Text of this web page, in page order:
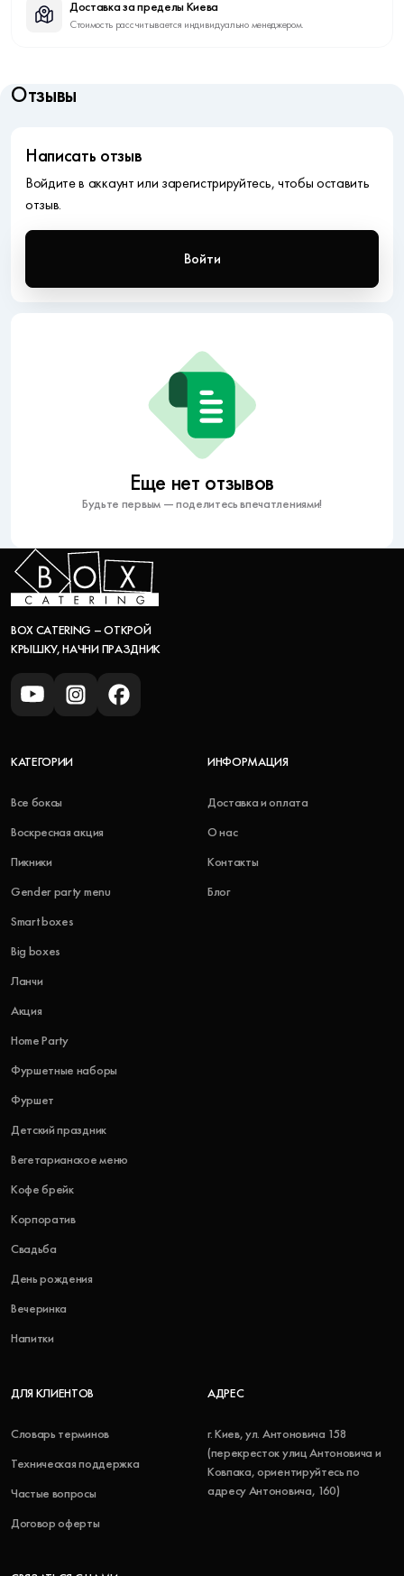
Доставка за пределы Киева
Стоимость рассчитывается индивидуально менеджером.
Отзывы
Еще нет отзывов
Будьте первым — поделитесь впечатлениями!
Написать отзыв
Войдите в аккаунт или зарегистрируйтесь, чтобы оставить
отзыв.
Войти
BOX CATERING – ОТКРОЙ
КРЫШКУ, НАЧНИ ПРАЗДНИК
КАТЕГОРИИ
Все боксы
Воскресная акция
Пикники
Gender party menu
Smart boxes
Big boxes
Ланчи
Акция
Home Party
Фуршетные наборы
Фуршет
Детский праздник
Вегетарианское меню
Кофе брейк
Корпоратив
Свадьба
День рождения
Вечеринка
Напитки
ИНФОРМАЦИЯ
Доставка и оплата
О нас
Контакты
Блог
ДЛЯ КЛИЕНТОВ
Словарь терминов
Техническая поддержка
Частые вопросы
Договор оферты
АДРЕС
г. Киев, ул. Антоновича 158
(перекресток улиц Антоновича и
Ковпака, ориентируйтесь по
адресу Антоновича, 160)